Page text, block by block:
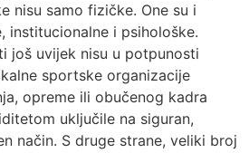
nisu samo fizičke. One su i
institucionalne i psihološke.
još uvijek nisu u potpunosti
sportske organizacije
opreme ili obučenog kadra
uključile na siguran,
način. S druge strane, veliki broj